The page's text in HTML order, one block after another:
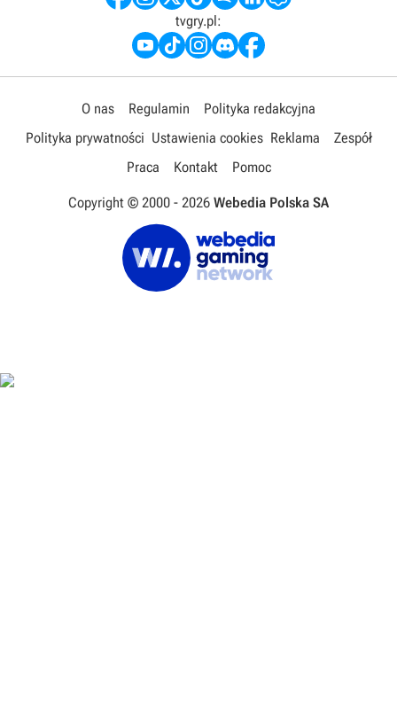
tvgry.pl:
O nas Regulamin
Polityka redakcyjna
Polityka prywatności Ustawienia cookies Reklama
Zespół
Praca
Kontakt Pomoc
Copyright © 2000 - 2026 Webedia Polska SA